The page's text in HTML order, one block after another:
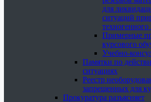
для
ситуаций
техногенного
Примерные
курсового
Учебно-
Памятки по
ситуациях
Реестр
запрещенных для
Прокуратура разъясняет